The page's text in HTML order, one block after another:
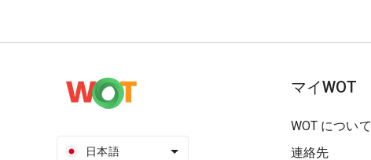
日本語
マイWOT
WOT について
連絡先